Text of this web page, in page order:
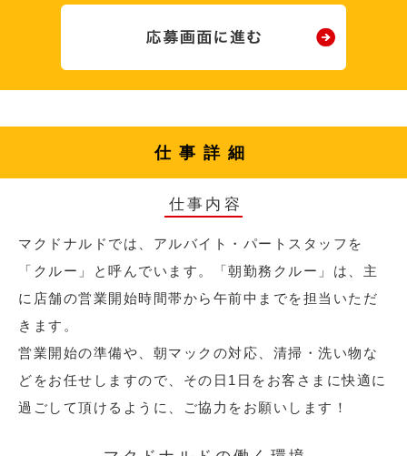
仕事詳細
仕事内容
マクドナルドでは、アルバイト・パートスタッフを
「クルー」と呼んでいます。「朝勤務クルー」は、主
に店舗の営業開始時間帯から午前中までを担当いただ
きます。
営業開始の準備や、朝マックの対応、清掃・洗い物な
どをお任せしますので、その日1日をお客さまに快適に
過ごして頂けるように、ご協力をお願いします！